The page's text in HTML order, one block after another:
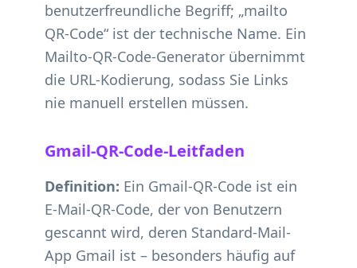
benutzerfreundliche Begriff; „mailto
QR-Code“ ist der technische Name. Ein
Mailto-QR-Code-Generator übernimmt
die URL-Kodierung, sodass Sie Links
nie manuell erstellen müssen.
Gmail-QR-Code-Leitfaden
Definition: Ein Gmail-QR-Code ist ein
E-Mail-QR-Code, der von Benutzern
gescannt wird, deren Standard-Mail-
App Gmail ist – besonders häufig auf